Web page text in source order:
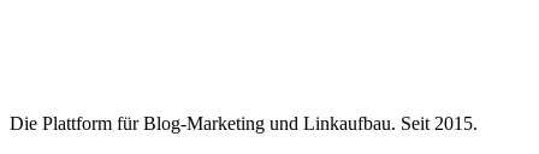
Die Plattform für Blog-Marketing und Linkaufbau. Seit 2015.